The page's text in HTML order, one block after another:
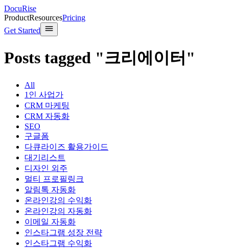
DocuRise
ProductResourcesPricing
Get Started
Posts tagged "크리에이터"
All
1인 사업가
CRM 마케팅
CRM 자동화
SEO
구글폼
다큐라이즈 활용가이드
대기리스트
디자인 외주
멀티 프로필링크
알림톡 자동화
온라인강의 수익화
온라인강의 자동화
이메일 자동화
인스타그램 성장 전략
인스타그램 수익화